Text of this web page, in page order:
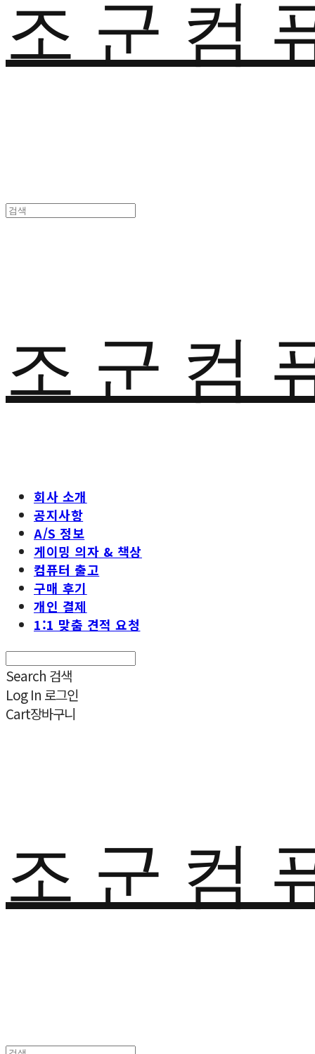
조 군 컴
조 군 컴
회사 소개
공지사항
A/S 정보
게이밍 의자 & 책상
컴퓨터 출고
구매 후기
개인 결제
1:1 맞춤 견적 요청
Search 검색
Log In 로그인
Cart장바구니
조 군 컴